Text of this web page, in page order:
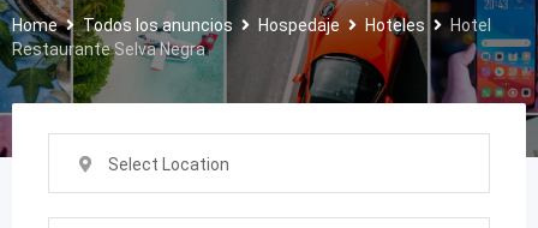
Home Todos los anuncios Hospedaje Hoteles
Hotel
Restaurante Selva Negra
Select Location